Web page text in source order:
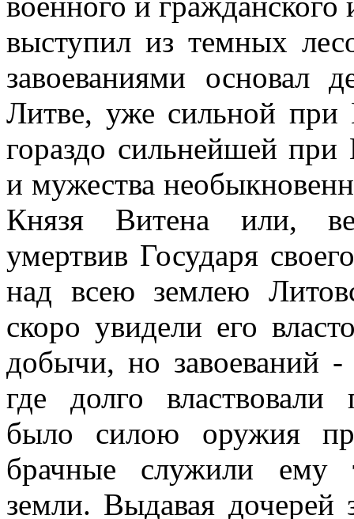
выступил из темных
завоеваниями основал
Литве, уже сильной
гораздо сильнейшей при
и мужества
Князя Витена или,
умертвив Государя
над всею землею
скоро увидели его
добычи, но завоеваний
где долго властвовали
было силою оружия
брачные служили ему
земли. Выдавая дочерей